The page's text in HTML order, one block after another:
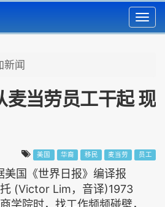
新闻
麦当劳员工干起 现
美国 华裔 移民 麦当劳 员工
美国《世界日报》编译报
(Victor Lim，音译)1973
学院时，找工作频频碰壁，